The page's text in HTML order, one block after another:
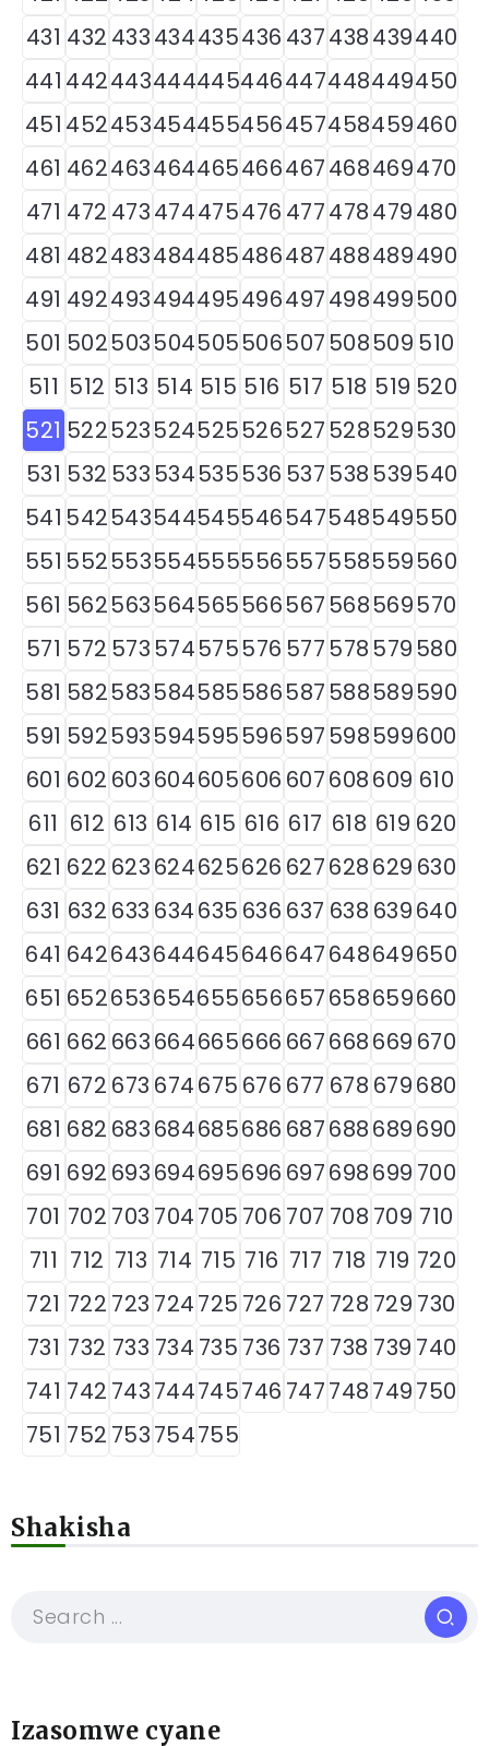
431 432 433434435436 437438439440
441 442443444445446447448449450
451 452453454455456457458459460
461 462463464465466467468469470
471 472 473474475476 477478479480
481 482483484485486487488489490
491 492493494495496497498499500
501 502503504505506507508509 510
511 512 513 514 515 516 517 518 519 520
521 522523524525526527528529530
531 532 533534535536 537538539540
541 542543544545546547548549550
551 552553554555556557558559560
561 562563564565566567568569570
571 572 573574575576 577578579580
581 582583584585586587588589590
591 592593594595596597598599600
601 602 603604605606 607608609 610
611 612 613 614 615 616 617 618 619 620
621 622 623624625626 627628629 630
631 632 633 634635 636 637 638 639640
641 642643644645646647648649650
651 652653654655656657658659660
661 662 663664665666 667668669 670
671 672 673 674675 676 677 678 679680
681 682 683684685686 687688689690
691 692 693694695696 697698699 700
701 702 703 704705 706 707 708 709 710
711 712 713 714 715 716 717 718 719 720
721 722 723 724725 726 727 728 729 730
731 732 733 734 735 736 737 738 739 740
741 742 743744745746 747748749750
751 752 753754755
Shakisha
Izasomwe cyane